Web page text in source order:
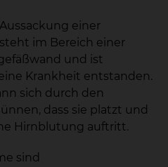
einer
im Bereich einer
und ist
Krankheit entstanden.
sich durch den
dass sie platzt und
Hirnblutung auftritt.
sind